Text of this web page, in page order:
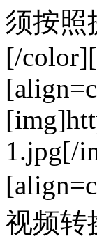
须按照
[/
1.jpg[/
视频转